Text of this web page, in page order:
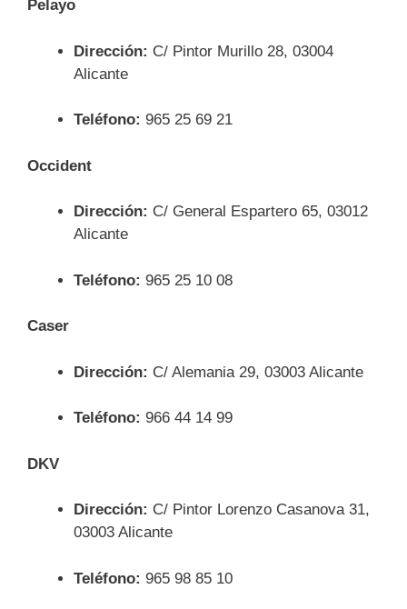
Pelayo
Dirección: C/ Pintor Murillo 28, 03004
Alicante
Teléfono: 965 25 69 21
Occident
Dirección: C/ General Espartero 65, 03012
Alicante
Teléfono: 965 25 10 08
Caser
Dirección: C/ Alemania 29, 03003 Alicante
Teléfono: 966 44 14 99
DKV
Dirección: C/ Pintor Lorenzo Casanova 31,
03003 Alicante
Teléfono: 965 98 85 10